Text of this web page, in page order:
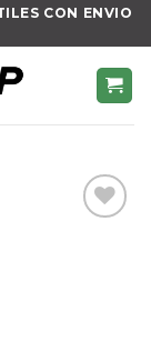
CON ENVIO